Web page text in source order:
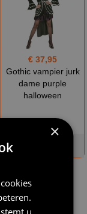
€ 37,95
Gothic vampier jurk
dame purple
halloween
×
u